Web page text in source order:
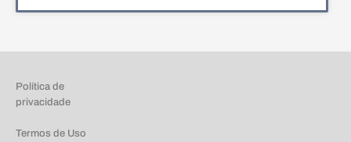
Política de
privacidade
Termos de Uso